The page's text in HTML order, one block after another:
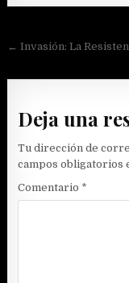
Navegación
de
← Invasión: La
Deja una
Tu dirección de
campos obligatorios
Comentario *